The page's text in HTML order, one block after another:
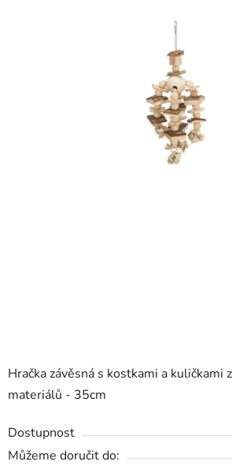
Hračka závěsná s kostkami a kuličkami
materiálů - 35cm
Dostupnost
Můžeme doručit do: